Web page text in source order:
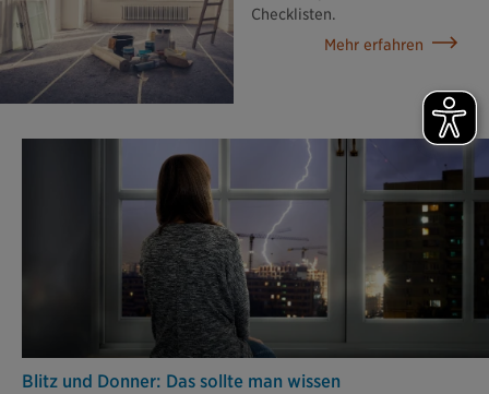
Checklisten.
Mehr erfahren
Blitz und Donner: Das sollte man wissen